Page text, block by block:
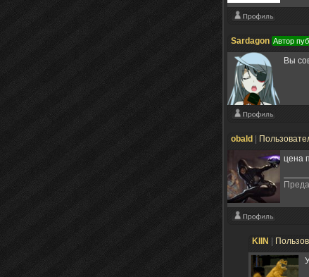
Sardagon Автор
Вы
obald
цена
KIIN